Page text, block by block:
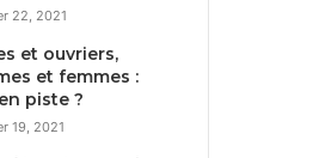
22, 2021
et ouvriers,
et femmes :
piste ?
19, 2021